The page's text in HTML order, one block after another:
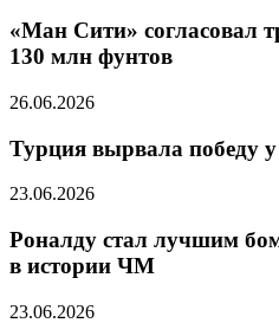
«Ман Сити» согласовал
130 млн фунтов
26.06.2026
Турция вырвала
23.06.2026
Роналду стал лучшим
в истории ЧМ
23.06.2026